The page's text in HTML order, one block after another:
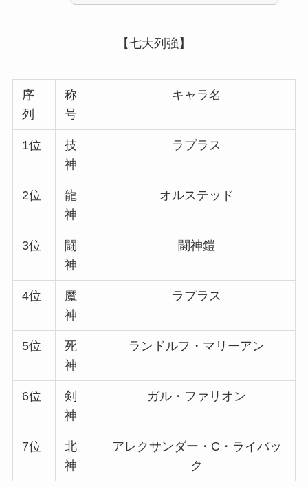
【七大列強】
序
列
称
号
キャラ名
1位
技
神
ラプラス
2位
龍
神
オルステッド
3位
闘
神
闘神鎧
4位
魔
神
ラプラス
5位
死
神
ランドルフ・マリーアン
6位
剣
神
ガル・ファリオン
7位
北
神
アレクサンダー・C・ライバッ
ク